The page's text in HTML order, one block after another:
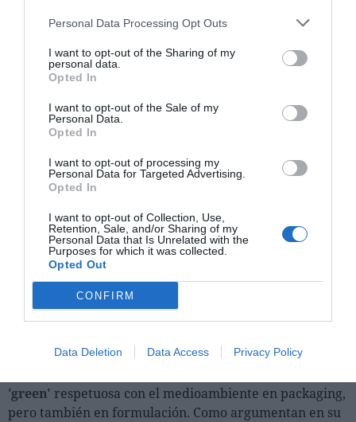
Personal Data Processing Opt Outs
I want to opt-out of the Sharing of my
personal data.
Opted In
I want to opt-out of the Sale of my
Personal Data.
Opted In
I want to opt-out of processing my
Personal Data for Targeted Advertising.
Opted In
I want to opt-out of Collection, Use,
Retention, Sale, and/or Sharing of my
Personal Data that Is Unrelated with the
Purposes for which it was collected.
Opted Out
CONFIRM
Data Deletion Data Access Privacy Policy
Ser referente en 'Green Beauty'
'green' respetuosa con el medioambiente en packaging,
pero también en formulación. Como argumentan en su